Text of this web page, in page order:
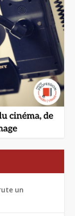
un